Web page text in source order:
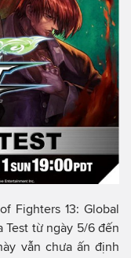
Fighters 13: Global
Test từ ngày 5/6 đến
vẫn chưa ấn định